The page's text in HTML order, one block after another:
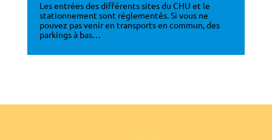
Les entrées des différents sites du CHU et le
stationnement sont réglementés. Si vous ne
pouvez pas venir en transports en commun, des
parkings à bas…